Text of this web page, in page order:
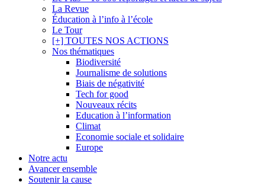
La Revue
Éducation à l’info à l’école
Le Tour
[+] TOUTES NOS ACTIONS
Nos thématiques
Biodiversité
Journalisme de solutions
Biais de négativité
Tech for good
Nouveaux récits
Education à l’information
Climat
Economie sociale et solidaire
Europe
Notre actu
Avancer ensemble
Soutenir la cause